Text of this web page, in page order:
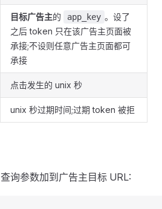
目标广告主的 app_key 。设了
之后 token 只在该广告主页面被
承接;不设则任意广告主页面都可
承接
点击发生的 unix 秒
unix 秒过期时间;过期 token 被拒
查询参数加到广告主目标 URL: